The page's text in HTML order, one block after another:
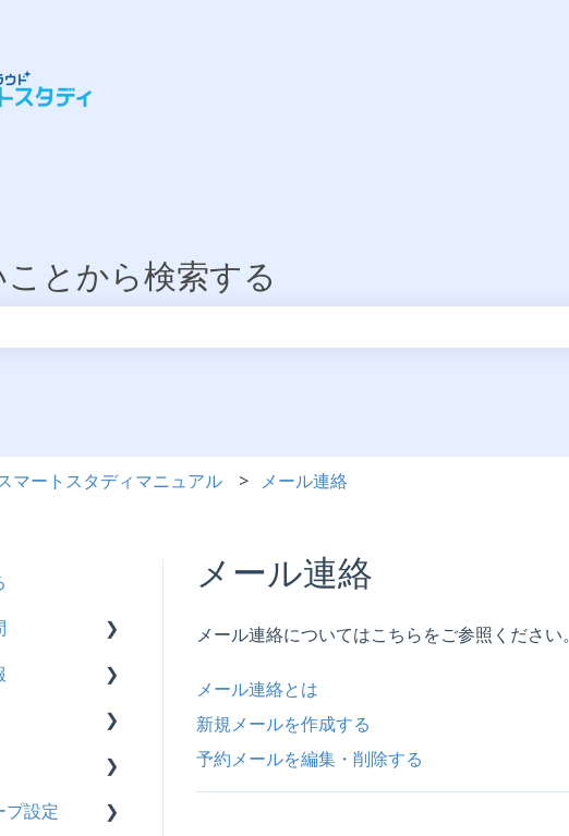
とから検索する
マートスタディマニュアル メール連絡
メール連絡
メール連絡についてはこちらをご参照ください。
メール連絡とは
新規メールを作成する
予約メールを編集・削除する
ト・セキュリ
プデート
プデート
ップデート
の統合につい
プ設定